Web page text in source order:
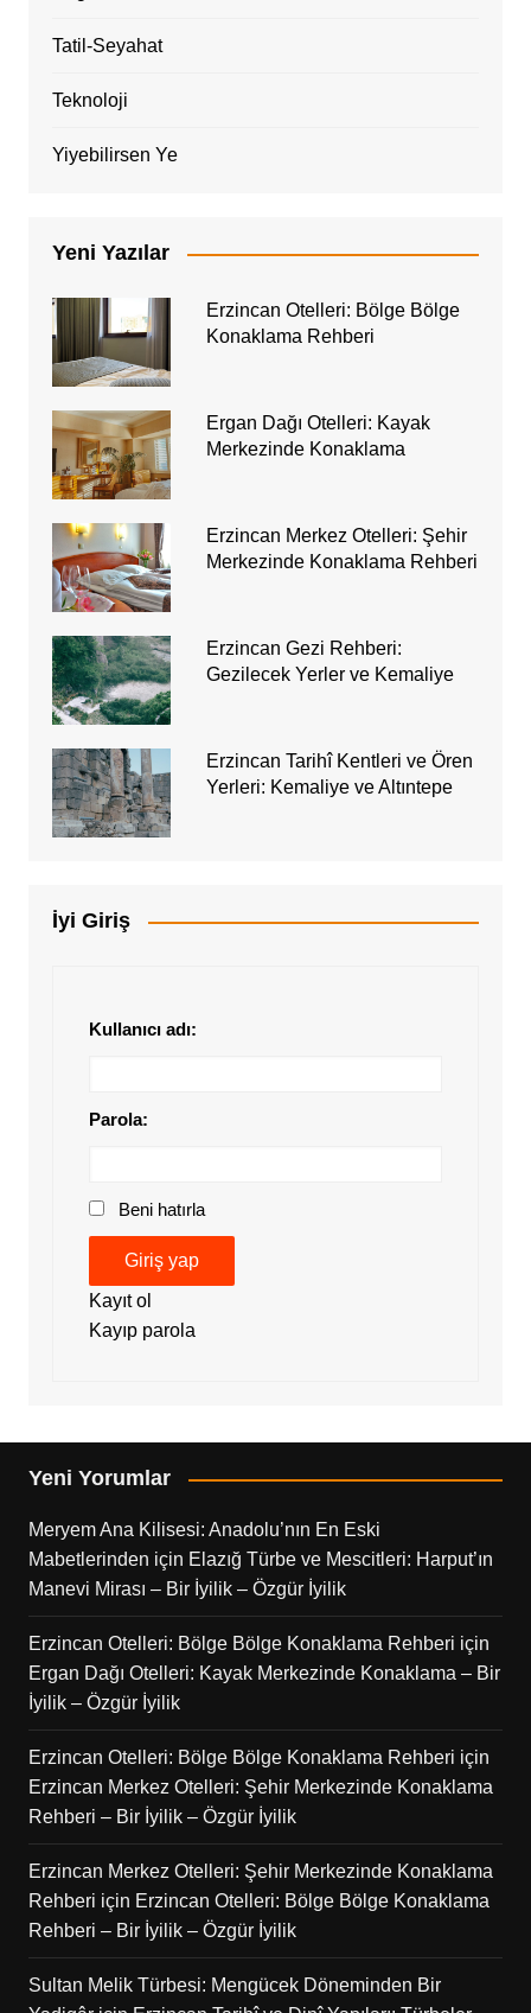
Tatil-Seyahat
Teknoloji
Yiyebilirsen Ye
Yeni Yazılar
Erzincan Otelleri: Bölge Bölge
Konaklama Rehberi
Ergan Dağı Otelleri: Kayak
Merkezinde Konaklama
Erzincan Merkez Otelleri: Şehir
Merkezinde Konaklama Rehberi
Erzincan Gezi Rehberi:
Gezilecek Yerler ve Kemaliye
Erzincan Tarihî Kentleri ve Ören
Yerleri: Kemaliye ve Altıntepe
İyi Giriş
Kullanıcı adı:
Parola:
Beni hatırla
Giriş yap
Kayıt ol
Kayıp parola
Yeni Yorumlar
Meryem Ana Kilisesi: Anadolu’nın En Eski
Mabetlerinden için Elazığ Türbe ve Mescitleri: Harput’ın
Manevi Mirası – Bir İyilik – Özgür İyilik
Erzincan Otelleri: Bölge Bölge Konaklama Rehberi için
Ergan Dağı Otelleri: Kayak Merkezinde Konaklama – Bir
İyilik – Özgür İyilik
Erzincan Otelleri: Bölge Bölge Konaklama Rehberi için
Erzincan Merkez Otelleri: Şehir Merkezinde Konaklama
Rehberi – Bir İyilik – Özgür İyilik
Erzincan Merkez Otelleri: Şehir Merkezinde Konaklama
Rehberi için Erzincan Otelleri: Bölge Bölge Konaklama
Rehberi – Bir İyilik – Özgür İyilik
Sultan Melik Türbesi: Mengücek Döneminden Bir